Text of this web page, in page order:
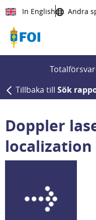
Till innehållet
In English Andra
Tillbaka till Sök
Doppler
localization